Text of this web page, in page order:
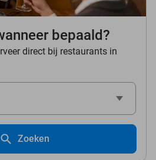
bepaald?
direct bij restaurants in
Zoeken